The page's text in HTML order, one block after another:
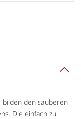
den sauberen
Die einfach zu